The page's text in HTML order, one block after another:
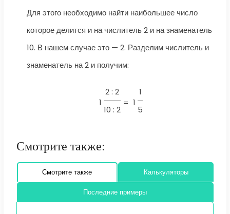
Для этого необходимо найти наибольшее число
которое делится и на числитель 2 и на знаменатель
10. В нашем случае это — 2. Разделим числитель и
знаменатель на 2 и получим:
1
2 : 2
10 : 2
= 1
1
5
Смотрите также:
Смотрите также Калькуляторы
Последние примеры